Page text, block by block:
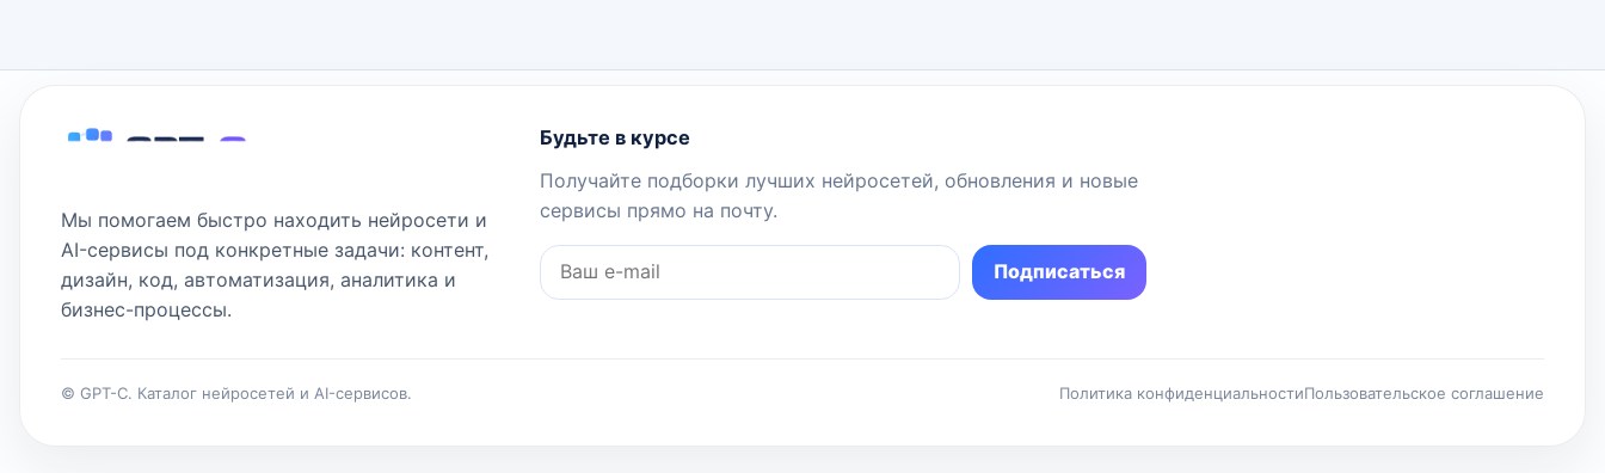
Мы помогаем быстро находить нейросети и
AI-сервисы под конкретные задачи: контент,
дизайн, код, автоматизация, аналитика и
бизнес-процессы.
Будьте в курсе
Получайте подборки лучших нейросетей, обновления и новые
сервисы прямо на почту.
Подписаться
© GPT-C. Каталог нейросетей и AI-сервисов. Политика конфиденциальностиПользовательское соглашение